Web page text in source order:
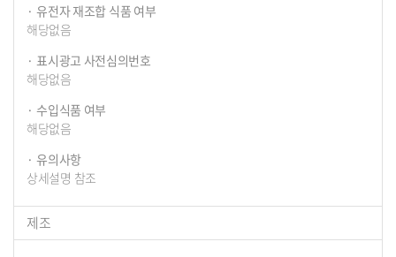
유전자 재조합 식품 여부
해당없음
표시광고 사전심의번호
해당없음
수입식품 여부
해당없음
유의사항
상세설명 참조
제조